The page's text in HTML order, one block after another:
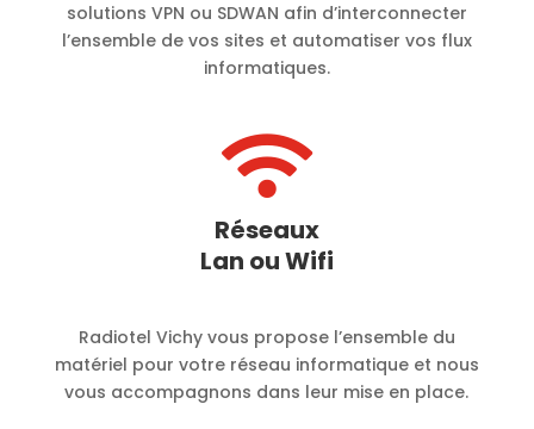
solutions VPN ou SDWAN afin d’interconnecter
l’ensemble de vos sites et automatiser vos flux
informatiques.

Réseaux
Lan ou Wifi
Radiotel Vichy vous propose l’ensemble du
matériel pour votre réseau informatique et nous
vous accompagnons dans leur mise en place.